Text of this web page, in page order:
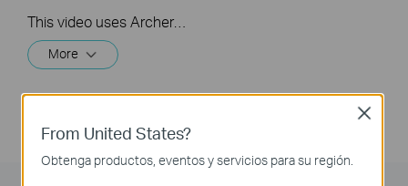
More
From United States?
Obtenga productos, eventos y servicios para su región.
Close